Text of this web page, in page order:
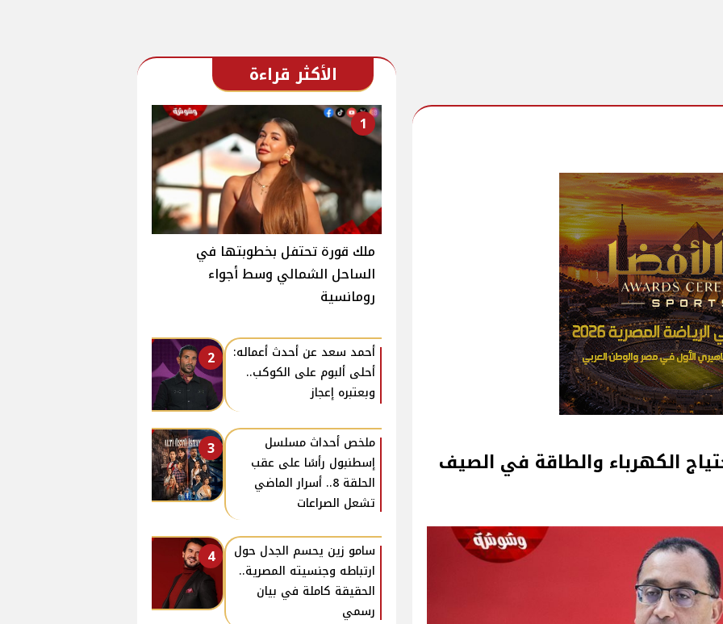
الكهرباء والطاقة في الصيف
الأكثر قراءة
1
ملك قورة تحتفل بخطوبتها في
الساحل الشمالي وسط أجواء
رومانسية
2
أحمد سعد عن أحدث أعماله:
أحلى ألبوم على الكوكب..
وبعتبره إعجاز
3
ملخص أحداث مسلسل
إسطنبول رأسًا على عقب
الحلقة 8.. أسرار الماضي
تشعل الصراعات
4
سامو زين يحسم الجدل حول
ارتباطه وجنسيته المصرية..
الحقيقة كاملة في بيان
رسمي